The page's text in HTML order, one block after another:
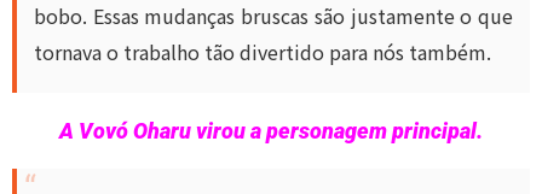
bobo. Essas mudanças bruscas são justamente o que
tornava o trabalho tão divertido para nós também.
A Vovó Oharu virou a personagem principal.